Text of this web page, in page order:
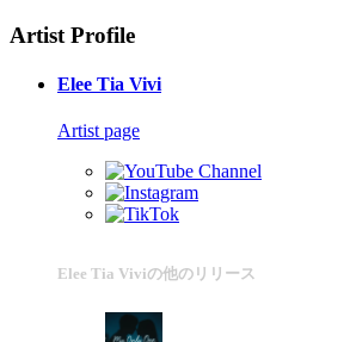
Artist Profile
Elee Tia Vivi
Artist page
Elee Tia Viviの他のリリース